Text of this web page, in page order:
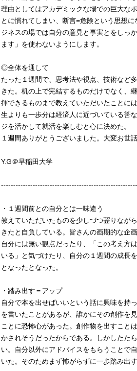
理由としてはアカデミックな場での巨大な
とに慣れてしまい、断言=危険という思想
ジネスの場では自分の意見と事実とをしっ
ます」を使わないようにします。
◎全体を通して
たった１週間で、思考法や視点、技術など
きた。机の上で完結するものだけでなく、
揮できるものまで教えていただいたことに
生よりも一歩分は経済人に近づいている筈
ジを活かして就活を楽しむと心に決めた。
１週間ありがとうございました。大変お世
Y.G＠早稲田大学
--------------------------------------------------------
・１週間前との自分とは一味違う
教えていただいたものを少しづつ齧りなが
きたと自負している。皆さんの画期的な企
自分には無い観点だったり、「この考え方
いる」と気づけたり、自分の１週間の成長
となったとなった。
・踏み出す＝アップ
自分で本を出せばいいという話に興味を持
を書いたことがあるが、誰かにその創作を
ことに恐怖心があった。創作物を出すこと
かされそうだったからである。しかしたた
い。自分以外にアドバイスをもらうことで
いた。そのためまず怖がらずに一歩踏み出